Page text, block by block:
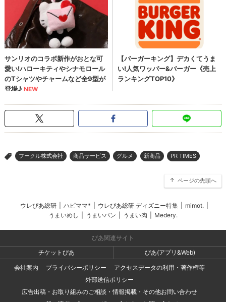
> フークル株式会社 商品サービス グルメ 新商品 PR TIMES
ページの先頭へ
ウレぴあ総研 ハピママ* ウレぴあ総研 ディズニー特集 mimot.
うまいめし
うまいパン うまい肉 Medery.
ぴあ関連サイト
チケットぴあ
ぴあ(アプリ&Web)
会社案内
プライバシーポリシー
アクセスデータの利用・著作権等
外部送信ポリシー
広告出稿・お取り組みのご相談・情報掲載・その他お問い合わせ